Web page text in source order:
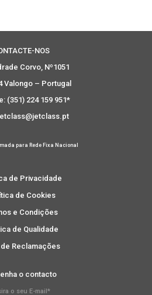
NOS
Corvo, Nº1051
Valongo – Portugal
(351) 224 159 951*
para Rede Fixa Nacional
de Privacidade
de Cookies
e Condições
de Qualidade
de Reclamações
o contacto